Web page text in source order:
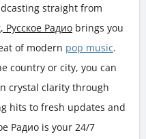
straight from
, Русское Радио brings you
of modern pop music.
country or city, you can
crystal clarity through
hits to fresh updates and
Радио is your 24/7